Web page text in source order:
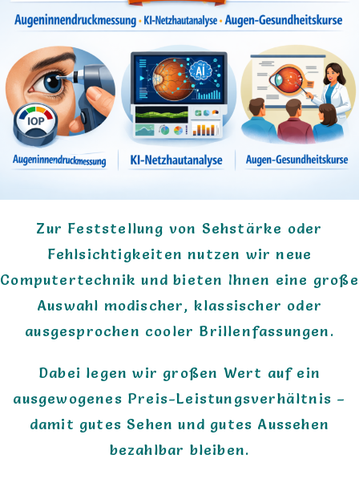
Zur Feststellung von Sehstärke oder
Fehlsichtigkeiten nutzen wir neue
Computertechnik und bieten Ihnen eine große
Auswahl modischer, klassischer oder
ausgesprochen cooler Brillenfassungen.
Dabei legen wir großen Wert auf ein
ausgewogenes Preis-Leistungsverhältnis –
damit gutes Sehen und gutes Aussehen
bezahlbar bleiben.